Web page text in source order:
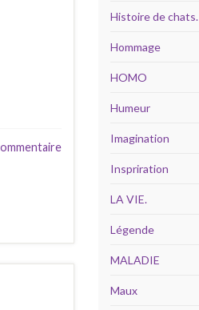
Histoire de chats.
Hommage
HOMO
Humeur
Imagination
Inspriration
LA VIE.
Légende
MALADIE
Maux